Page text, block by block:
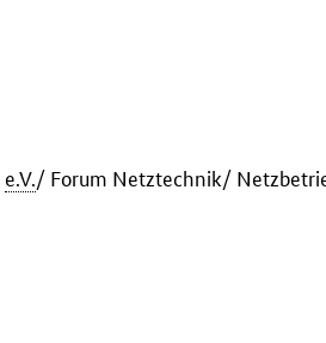
e.V./ Forum Netztechnik/